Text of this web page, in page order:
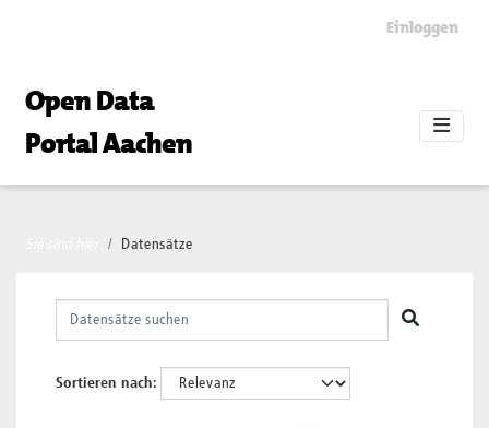
Einloggen
Open Data
Portal Aachen
Datensätze
Sortieren nach